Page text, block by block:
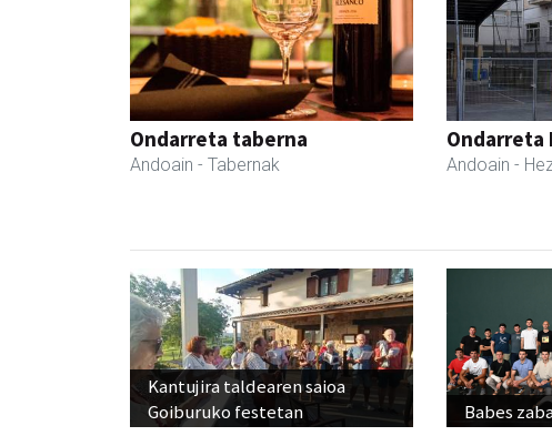
Ondarreta taberna
Andoain - Tabernak
Ondarreta
Andoain -
Kantujira taldearen saioa
Goiburuko festetan
Babes